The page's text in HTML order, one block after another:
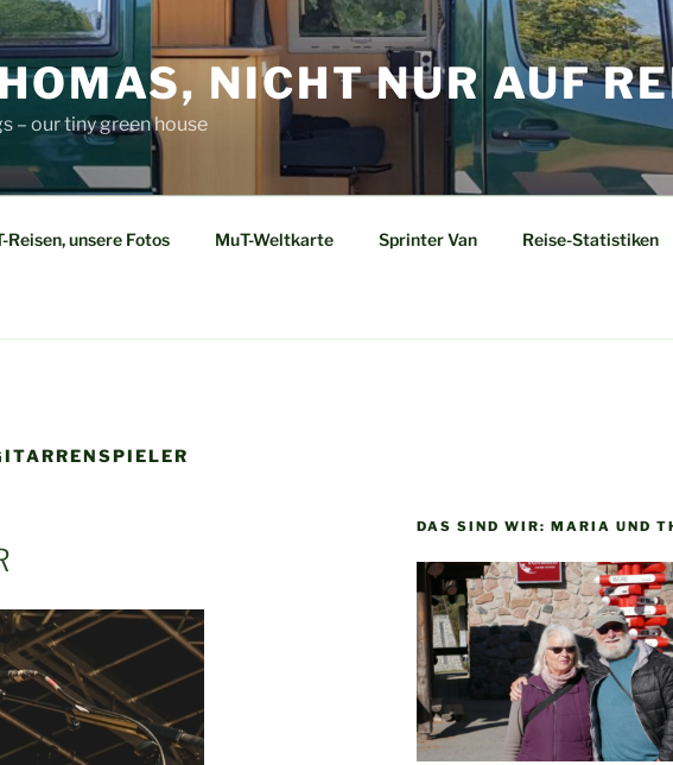
NICHT NUR AUF
– our tiny green house
Reisen, unsere Fotos MuT-Weltkarte Sprinter Van Reise-Statistiken
DAS SIND WIR: MARIA UND